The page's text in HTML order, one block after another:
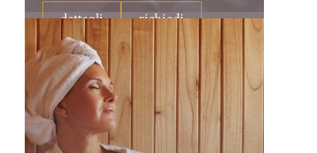
dettagli richiedi